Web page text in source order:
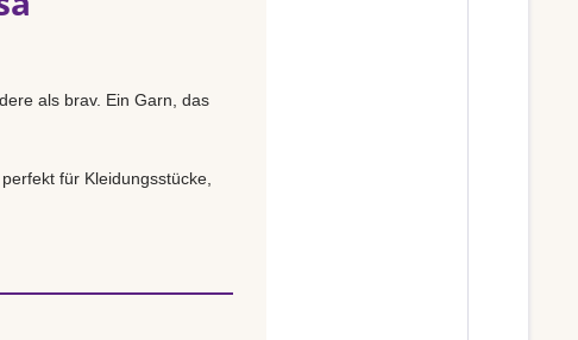
als brav. Ein Garn, das
für Kleidungsstücke,